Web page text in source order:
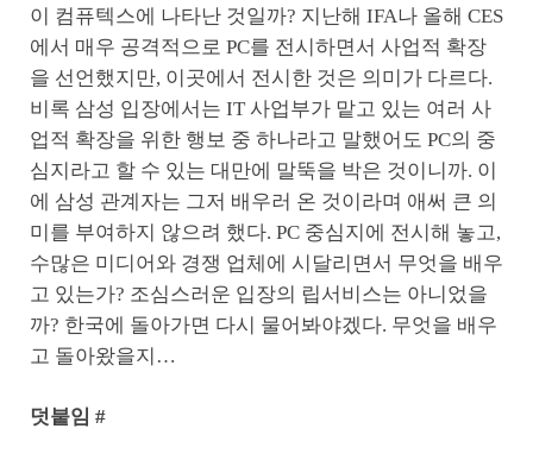
이 컴퓨텍스에 나타난 것일까? 지난해 IFA나 올해 CES
에서 매우 공격적으로 PC를 전시하면서 사업적 확장
을 선언했지만, 이곳에서 전시한 것은 의미가 다르다.
비록 삼성 입장에서는 IT 사업부가 맡고 있는 여러 사
업적 확장을 위한 행보 중 하나라고 말했어도 PC의 중
심지라고 할 수 있는 대만에 말뚝을 박은 것이니까. 이
에 삼성 관계자는 그저 배우러 온 것이라며 애써 큰 의
미를 부여하지 않으려 했다. PC 중심지에 전시해 놓고,
수많은 미디어와 경쟁 업체에 시달리면서 무엇을 배우
고 있는가? 조심스러운 입장의 립서비스는 아니었을
까? 한국에 돌아가면 다시 물어봐야겠다. 무엇을 배우
고 돌아왔을지…
덧붙임 #